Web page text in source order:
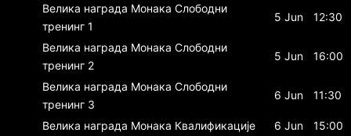
Велика награда Монака Слободни
тренинг 1
5 Jun 12:30
Велика награда Монака Слободни
тренинг 2
5 Jun 16:00
Велика награда Монака Слободни
тренинг 3
6 Jun 11:30
Велика награда Монака Квалификације 6 Jun
15:00